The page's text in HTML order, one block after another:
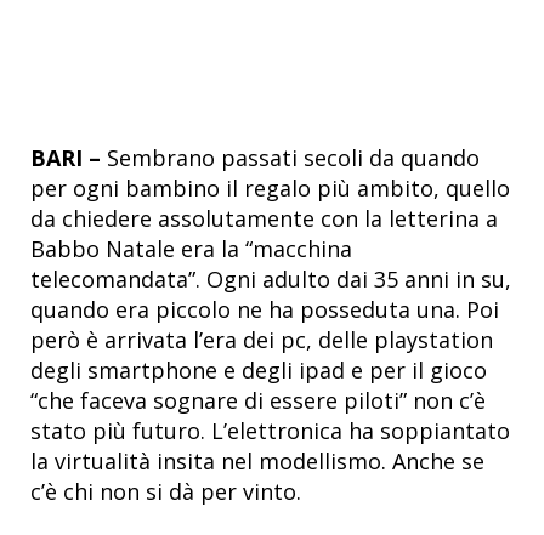
BARI – Sembrano passati secoli da quando
per ogni bambino il regalo più ambito, quello
da chiedere assolutamente con la letterina a
Babbo Natale era la “macchina
telecomandata”. Ogni adulto dai 35 anni in su,
quando era piccolo ne ha posseduta una. Poi
però è arrivata l’era dei pc, delle playstation
degli smartphone e degli ipad e per il gioco
“che faceva sognare di essere piloti” non c’è
stato più futuro. L’elettronica ha soppiantato
la virtualità insita nel modellismo. Anche se
c’è chi non si dà per vinto.